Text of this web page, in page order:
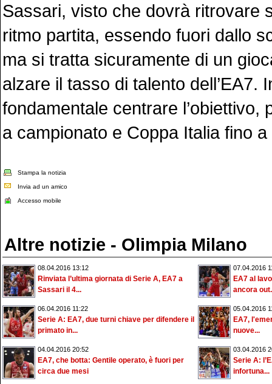
Sassari, visto che dovrà ritrovare
ritmo partita, essendo fuori dallo
ma si tratta sicuramente di un
alzare il tasso di talento dell’EA7.
fondamentale centrare l’obiettivo,
a campionato e Coppa Italia fino
Stampa la notizia
Invia ad un amico
Accesso mobile
Altre notizie - Olimpia Milano
08.04.2016 13:12
Rinviata l’ultima giornata di Serie A, EA7 a
Sassari il 4...
07.04.2016
EA7 al
ancora
06.04.2016 11:22
Serie A: EA7, due turni chiave per difendere il
primato in...
05.04.2016
EA7,
nuove...
04.04.2016 20:52
EA7, che botta: Gentile operato, è fuori per
circa due mesi
03.04.2016
Serie A:
infortuna...